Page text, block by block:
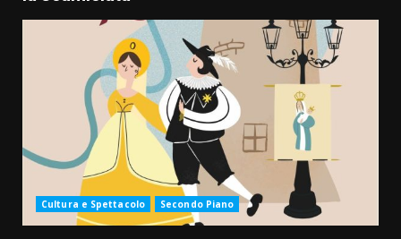
Cultura e Spettacolo Secondo Piano